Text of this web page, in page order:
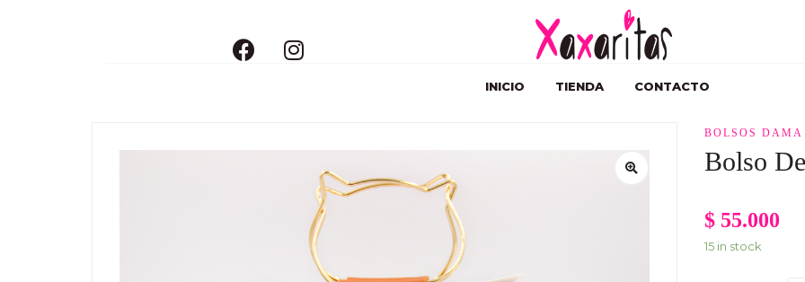
INICIO TIENDA CONTACTO
BOLSOS DAMA
Bolso
$ 55.000
15 in stock